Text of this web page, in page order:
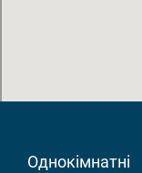
Однокімнатні